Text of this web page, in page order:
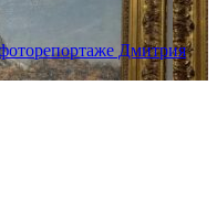
Дмитрия